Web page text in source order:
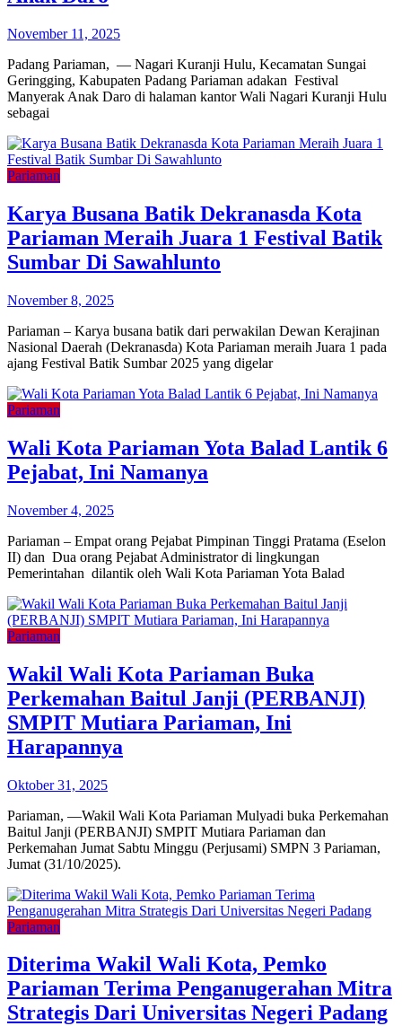
November 11, 2025
Padang Pariaman, — Nagari Kuranji Hulu, Kecamatan Sungai
Geringging, Kabupaten Padang Pariaman adakan Festival
Manyerak Anak Daro di halaman kantor Wali Nagari Kuranji Hulu
sebagai
Pariaman
Karya Busana Batik Dekranasda Kota
Pariaman Meraih Juara 1 Festival Batik
Sumbar Di Sawahlunto
November 8, 2025
Pariaman – Karya busana batik dari perwakilan Dewan Kerajinan
Nasional Daerah (Dekranasda) Kota Pariaman meraih Juara 1 pada
ajang Festival Batik Sumbar 2025 yang digelar
Pariaman
Wali Kota Pariaman Yota Balad Lantik 6
Pejabat, Ini Namanya
November 4, 2025
Pariaman – Empat orang Pejabat Pimpinan Tinggi Pratama (Eselon
II) dan Dua orang Pejabat Administrator di lingkungan
Pemerintahan dilantik oleh Wali Kota Pariaman Yota Balad
Pariaman
Wakil Wali Kota Pariaman Buka
Perkemahan Baitul Janji (PERBANJI)
SMPIT Mutiara Pariaman, Ini
Harapannya
Oktober 31, 2025
Pariaman, —Wakil Wali Kota Pariaman Mulyadi buka Perkemahan
Baitul Janji (PERBANJI) SMPIT Mutiara Pariaman dan
Perkemahan Jumat Sabtu Minggu (Perjusami) SMPN 3 Pariaman,
Jumat (31/10/2025).
Pariaman
Diterima Wakil Wali Kota, Pemko
Pariaman Terima Penganugerahan Mitra
Strategis Dari Universitas Negeri Padang